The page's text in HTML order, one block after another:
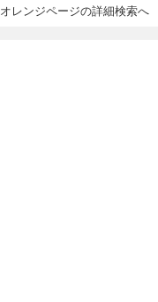
オレンジページの詳細検索へ